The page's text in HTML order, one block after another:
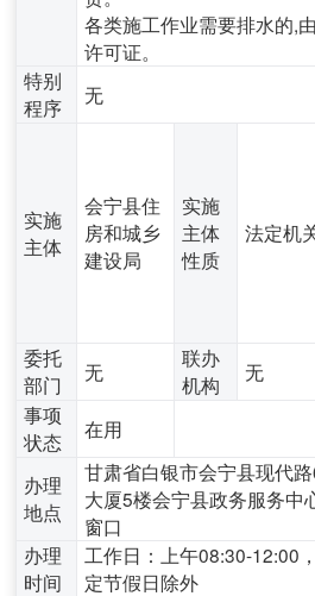
各类施工作业需要排水的,
许可证。
特别
程序
无
实施
主体
会宁县住
房和城乡
建设局
实施
主体
性质
法定机
委托
部门
无
联办
机构
无
事项
状态
在用
办理
地点
甘肃省白银市会宁县现代
大厦5楼会宁县政务服务中
窗口
办理
时间
工作日：上午08:30-12:00
定节假日除外